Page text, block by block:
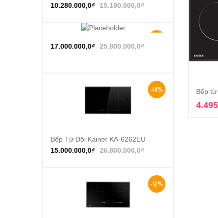
Bếp
15.190.000,0₫
10.280.000,0₫
Thêm vào giỏ hàng
25.800.000,0₫
17.000.000,0₫
-44%
Thêm vào giỏ hàng
Bếp Từ Đôi Kainer KA-6262EU
26.800.000,0₫
15.000.000,0₫
-52%